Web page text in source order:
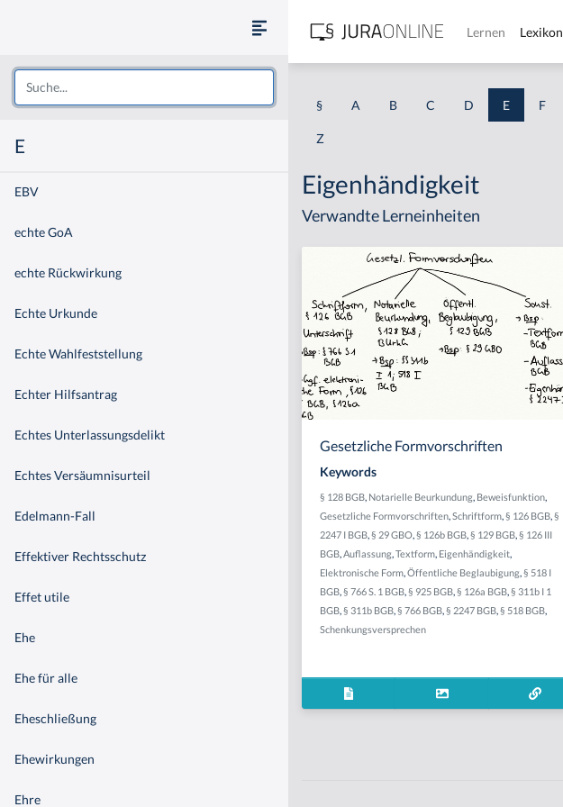
E
EBV
echte GoA
echte Rückwirkung
Echte Urkunde
Echte Wahlfeststellung
Echter Hilfsantrag
Echtes Unterlassungsdelikt
Echtes Versäumnisurteil
Edelmann-Fall
Effektiver Rechtsschutz
Effet utile
Ehe
Ehe für alle
Eheschließung
Ehewirkungen
Ehre
Lernen Lexikon
§ A B C D E F
Z
Eigenhändigkeit
Verwandte Lerneinheiten
Gesetzliche Formvorschriften
Keywords
§ 128 BGB, Notarielle Beurkundung, Beweisfunktion,
Gesetzliche Formvorschriften,Schriftform,§ 126 BGB,§
2247 I BGB,§ 29 GBO,§ 126b BGB,§ 129 BGB,§ 126 III
BGB,Auflassung,Textform, Eigenhändigkeit,
Elektronische Form,Öffentliche Beglaubigung,§ 518 I
BGB,§ 766 S. 1 BGB,§ 925 BGB,§ 126a BGB,§ 311b I 1
BGB,§ 311b BGB,§ 766 BGB,§ 2247 BGB,§ 518 BGB,
Schenkungsversprechen